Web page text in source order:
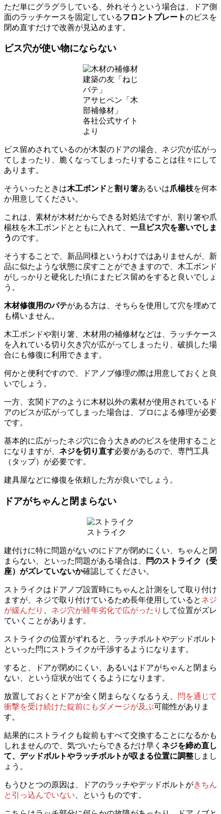
ただ単にグラグラしている、外れそうという場合は、ドア側
面のラッチケースを固定しているフロントプレートのビスを
閉め直すだけで改善が見込めます。
ビス穴が使い物にならない
建築の友「ねじ
パテ」
アサヒペン「木
部補修材」
各社公式サイト
より
ビス留めされているのが木製のドアの場合、ネジ穴が広がっ
てしまったり、脆くなってしまったりすることは往々にして
あります。
そういったときは木工ボンドと割り箸あるいは爪楊枝を何本
か用意してください。
これは、素材が木材だからできる対処法ですが、割り箸や爪
楊枝を木工ボンドとともに入れて、 一旦ビス穴を塞いでしま
うのです。
そうすることで、新品同様というわけではありませんが、新
品に似たような状態に戻すことができますので、木工ボンド
がしっかりと硬化した頃にまたビス留めをすると良いでしょ
う。
木材修復用のパテがある方は、そちらを使用して穴を埋めて
も構いません。
木工ボンドや割り箸、木材用の補修材などは、ラッチケース
を入れている切り欠き穴が広がってしまったり、破損した場
合にも修復に利用できます。
何かと便利ですので、ドアノブ修理の際は用意しておくと良
いでしょう。
一方、玄関ドアのように木材以外の素材が使用されているド
アのビスが広がってしまった場合は、プロによる修理が必要
です。
基本的に広がったネジ穴に合う大きめのビスを使用すること
になりますが、 ネジを切り直す必要があるので、専門工具
（タップ）が必要です。
建具屋などに修復を依頼した方が良いでしょう。
ドアがちゃんと閉まらない
ストライク
建付けに特に問題がないのにドアが閉めにくい、ちゃんと閉
まらない、といった問題がある場合は、
閂のストライク（受
座）がズレていないか確認してください。
ストライクはドアノブ設置時にちゃんと計測をして取り付け
ますが、ネジで取り付けているため長年使用していると ネジ
が緩んだり
ネジ穴が経年劣化で広がったり して位置がズレ
ていくことがあります。
ストライクの位置がずれると、ラッチボルトやデッドボルト
といった閂にストライクが干渉するようになります。
すると、ドアが閉めにくい、あるいはドアがちゃんと閉まら
ない、という症状が出てくるようになります。
放置しておくとドアが全く閉まらなくなるうえ、
閂を通じて
衝撃を受け続けた錠前にもダメージが及ぶ可能性がありま
す。
結果的にストライクも錠前もすべて交換することになるかも
しれませんので、気づいたらできるだけ早く ネジを締め直し
て、デッドボルトやラッチボルトが収まる位置に調整しまし
ょう。
もうひとつの原因は、ドアのラッチやデッドボルトがきちん
と引っ込んでいない 、というものです。